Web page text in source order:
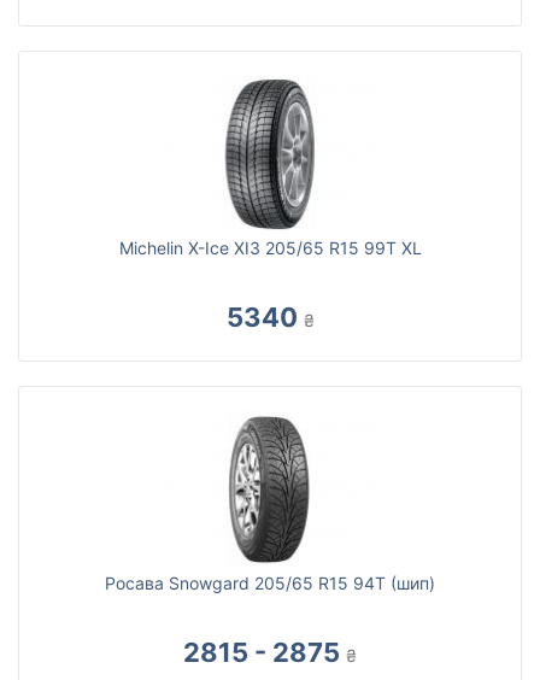
Michelin X-Ice XI3 205/65 R15 99T XL
5340 ₴
Росава Snowgard 205/65 R15 94T (шип)
2815 - 2875 ₴